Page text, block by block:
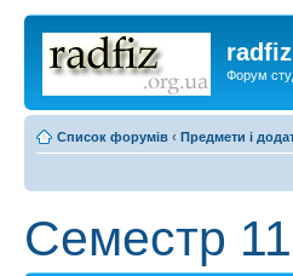
Форум
Список форумів ‹ Предмети і
Семестр